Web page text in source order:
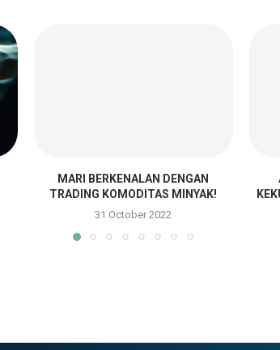
MARI BERKENALAN DENGAN
TRADING KOMODITAS MINYAK!
31 October 2022